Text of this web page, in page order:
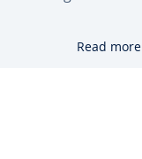
Read more